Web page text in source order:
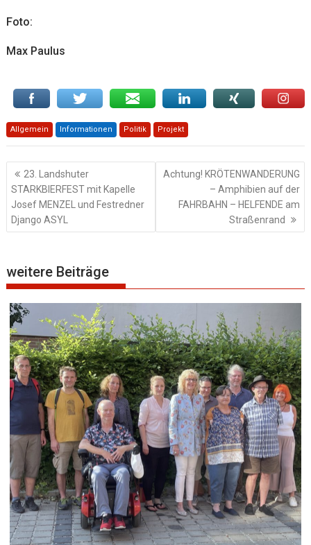
Foto:
Max Paulus
Allgemein Informationen Politik Projekt
Beitragsnavigation
23. Landshuter
STARKBIERFEST mit Kapelle
Josef MENZEL und Festredner
Django ASYL
Achtung! KRÖTENWANDERUNG
– Amphibien auf der
FAHRBAHN – HELFENDE am
Straßenrand
weitere Beiträge